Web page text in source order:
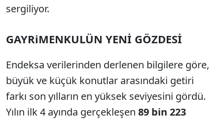
sergiliyor.
GAYRiMENKULÜN YENİ GÖZDESİ
Endeksa verilerinden derlenen bilgilere göre,
büyük ve küçük konutlar arasındaki getiri
farkı son yılların en yüksek seviyesini gördü.
Yılın ilk 4 ayında gerçekleşen 89 bin 223